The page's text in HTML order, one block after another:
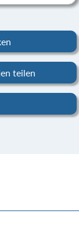
teilen